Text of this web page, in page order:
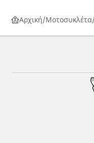
Αρχική Μοτοσυκλέτα